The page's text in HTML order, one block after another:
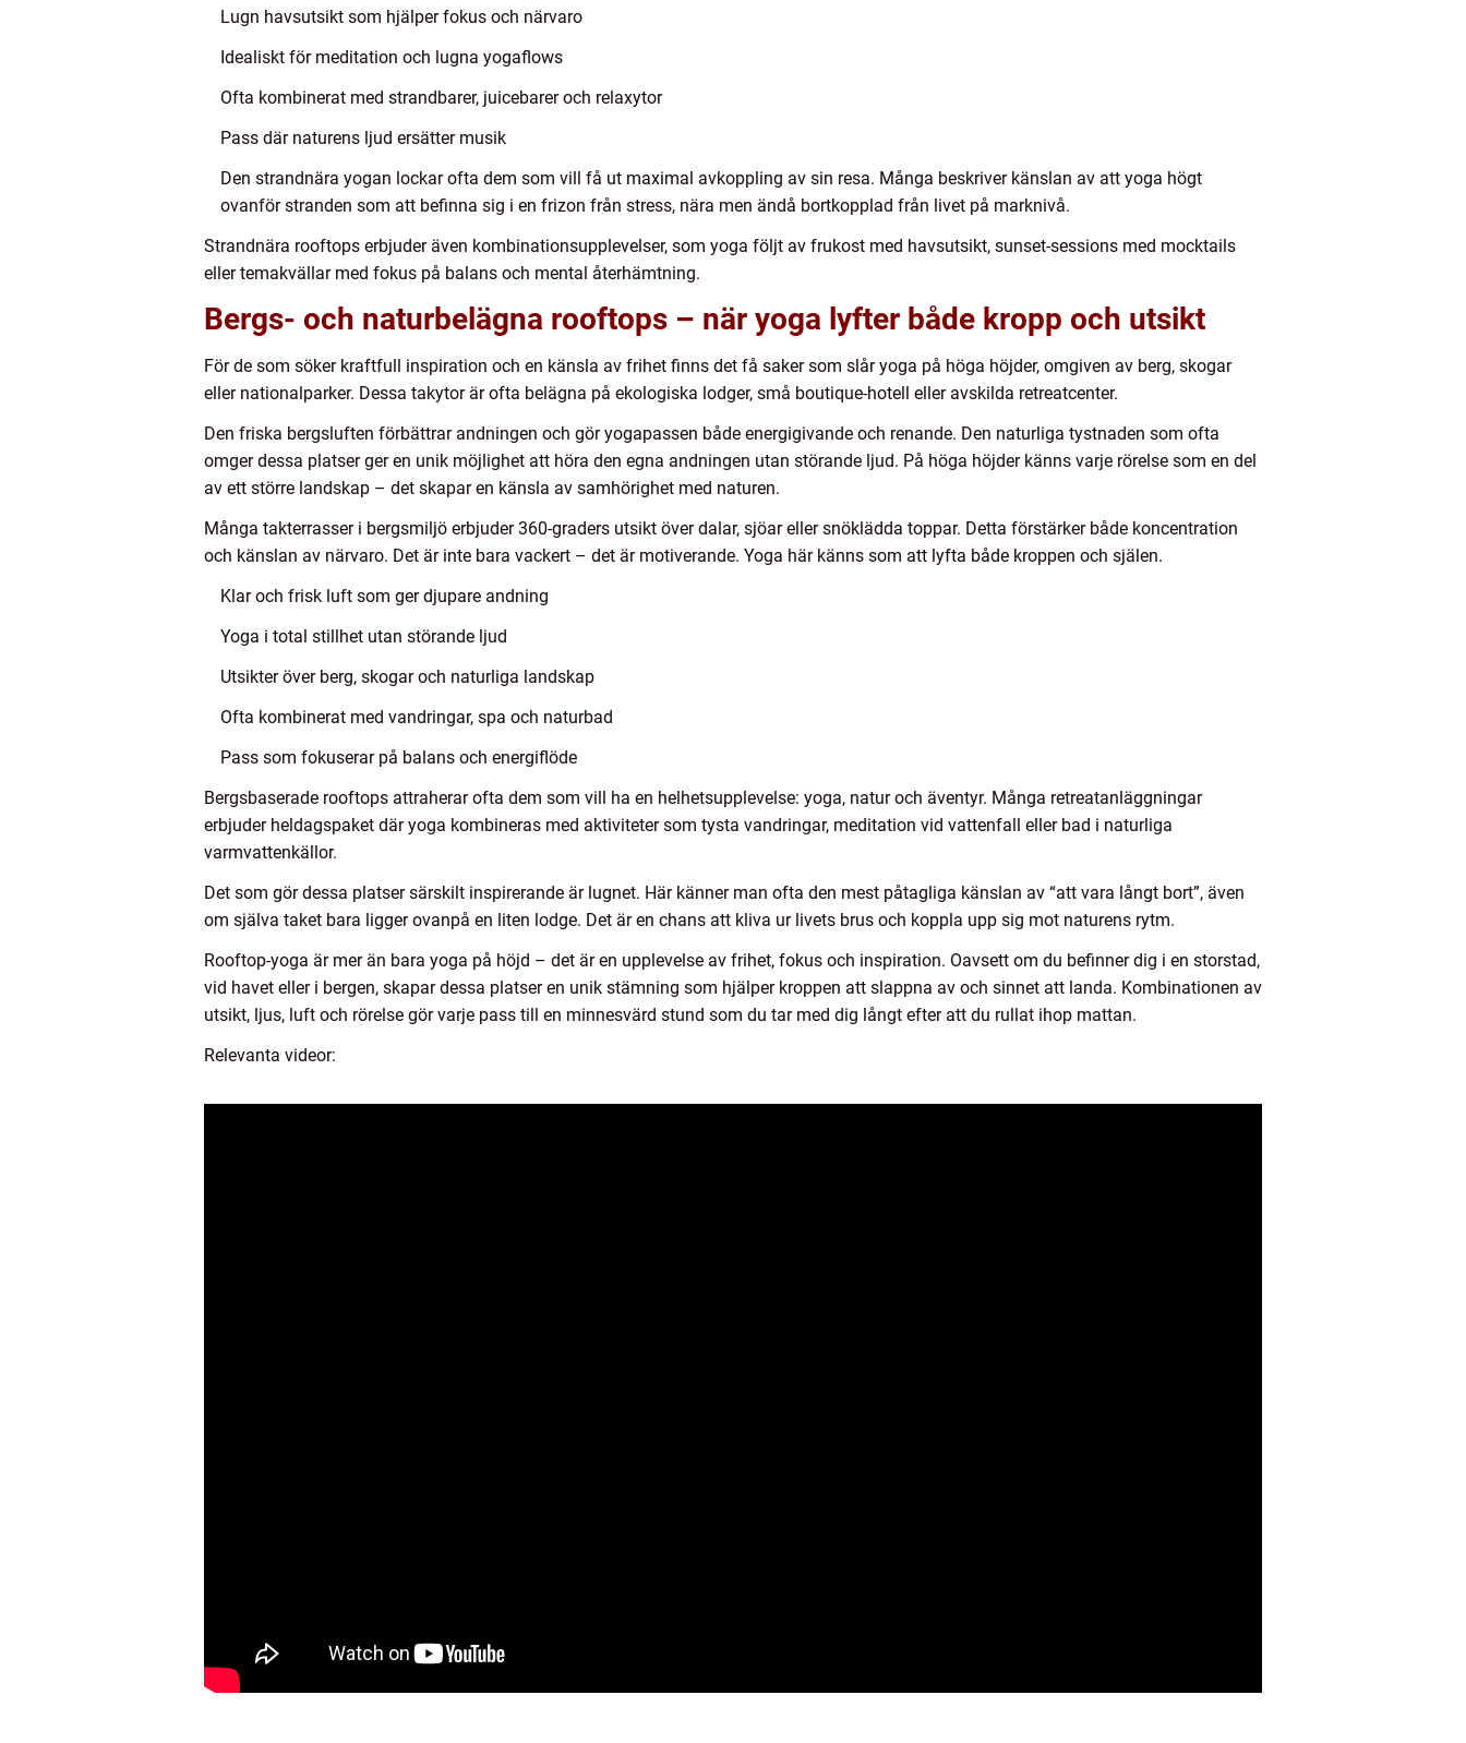
Lugn havsutsikt som hjälper fokus och närvaro
Idealiskt för meditation och lugna yogaflows
Ofta kombinerat med strandbarer, juicebarer och relaxytor
Pass där naturens ljud ersätter musik
Den strandnära yogan lockar ofta dem som vill få ut maximal avkoppling av sin resa. Många beskriver känslan av att yoga högt
ovanför stranden som att befinna sig i en frizon från stress, nära men ändå bortkopplad från livet på marknivå.
Strandnära rooftops erbjuder även kombinationsupplevelser, som yoga följt av frukost med havsutsikt, sunset-sessions med mocktails
eller temakvällar med fokus på balans och mental återhämtning.
Bergs- och naturbelägna rooftops – när yoga lyfter både kropp och utsikt
För de som söker kraftfull inspiration och en känsla av frihet finns det få saker som slår yoga på höga höjder, omgiven av berg, skogar
eller nationalparker. Dessa takytor är ofta belägna på ekologiska lodger, små boutique-hotell eller avskilda retreatcenter.
Den friska bergsluften förbättrar andningen och gör yogapassen både energigivande och renande. Den naturliga tystnaden som ofta
omger dessa platser ger en unik möjlighet att höra den egna andningen utan störande ljud. På höga höjder känns varje rörelse som en del
av ett större landskap – det skapar en känsla av samhörighet med naturen.
Många takterrasser i bergsmiljö erbjuder 360-graders utsikt över dalar, sjöar eller snöklädda toppar. Detta förstärker både koncentration
och känslan av närvaro. Det är inte bara vackert – det är motiverande. Yoga här känns som att lyfta både kroppen och själen.
Klar och frisk luft som ger djupare andning
Yoga i total stillhet utan störande ljud
Utsikter över berg, skogar och naturliga landskap
Ofta kombinerat med vandringar, spa och naturbad
Pass som fokuserar på balans och energiflöde
Bergsbaserade rooftops attraherar ofta dem som vill ha en helhetsupplevelse: yoga, natur och äventyr. Många retreatanläggningar
erbjuder heldagspaket där yoga kombineras med aktiviteter som tysta vandringar, meditation vid vattenfall eller bad i naturliga
varmvattenkällor.
Det som gör dessa platser särskilt inspirerande är lugnet. Här känner man ofta den mest påtagliga känslan av “att vara långt bort”, även
om själva taket bara ligger ovanpå en liten lodge. Det är en chans att kliva ur livets brus och koppla upp sig mot naturens rytm.
Rooftop-yoga är mer än bara yoga på höjd – det är en upplevelse av frihet, fokus och inspiration. Oavsett om du befinner dig i en storstad,
vid havet eller i bergen, skapar dessa platser en unik stämning som hjälper kroppen att slappna av och sinnet att landa. Kombinationen av
utsikt, ljus, luft och rörelse gör varje pass till en minnesvärd stund som du tar med dig långt efter att du rullat ihop mattan.
Relevanta videor: